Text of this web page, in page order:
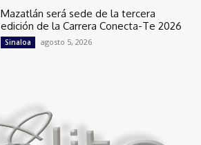
Mazatlán será sede de la tercera
edición de la Carrera Conecta-Te 2026
Sinaloa agosto 5, 2026